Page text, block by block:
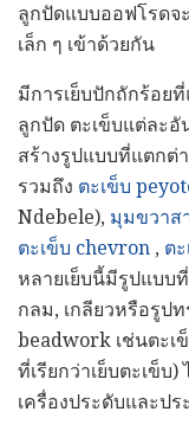
ลูกปัดแบบออฟโรดจ
เล็ก ๆ เข้าด้วยกัน
มีการเย็บปักถักร้อย
ลูกปัด ตะเข็บแต่ละอั
สร้างรูปแบบที่แตกต่
รวมถึง ตะเข็บ
Ndebele), มุมขวาส
ตะเข็บ chevron , ต
หลายเย็บนี้มีรูปแบบ
กลม, เกลียวหรือรูป
beadwork เช่นตะเ
ที่เรียกว่าเย็บตะเข็บ
เครื่องประดับและป